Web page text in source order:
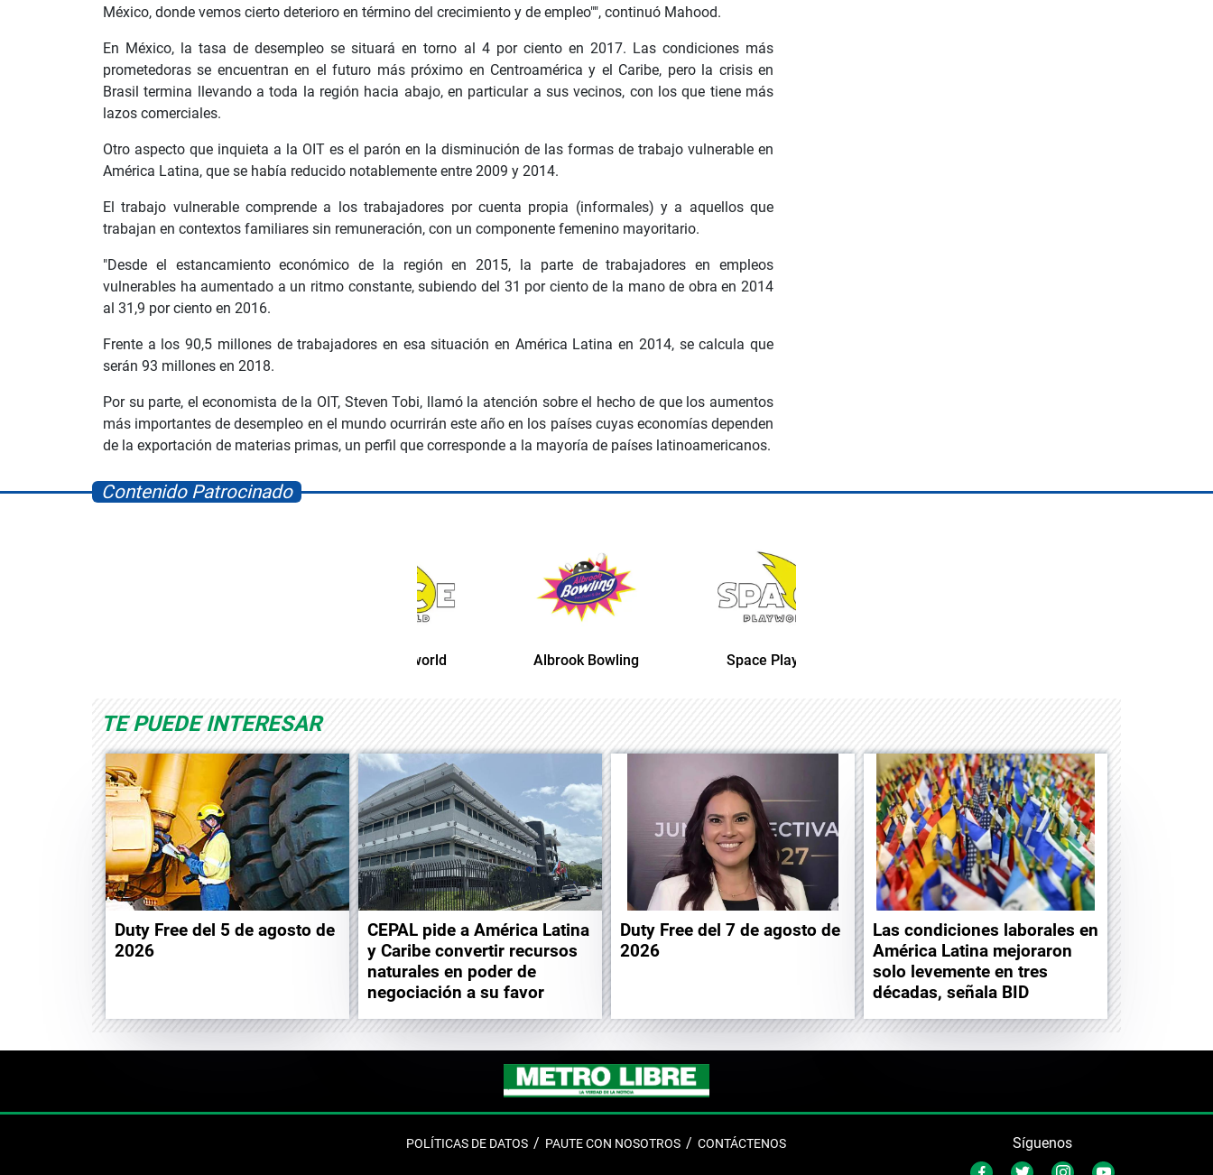
México, donde vemos cierto deterioro en término del crecimiento y de empleo"", continuó Mahood.
En México, la tasa de desempleo se situará en torno al 4 por ciento en 2017. Las condiciones más
prometedoras se encuentran en el futuro más próximo en Centroamérica y el Caribe, pero la crisis en
Brasil termina llevando a toda la región hacia abajo, en particular a sus vecinos, con los que tiene más
lazos comerciales.
Otro aspecto que inquieta a la OIT es el parón en la disminución de las formas de trabajo vulnerable en
América Latina, que se había reducido notablemente entre 2009 y 2014.
El trabajo vulnerable comprende a los trabajadores por cuenta propia (informales) y a aquellos que
trabajan en contextos familiares sin remuneración, con un componente femenino mayoritario.
"Desde el estancamiento económico de la región en 2015, la parte de trabajadores en empleos
vulnerables ha aumentado a un ritmo constante, subiendo del 31 por ciento de la mano de obra en 2014
al 31,9 por ciento en 2016.
Frente a los 90,5 millones de trabajadores en esa situación en América Latina en 2014, se calcula que
serán 93 millones en 2018.
Por su parte, el economista de la OIT, Steven Tobi, llamó la atención sobre el hecho de que los aumentos
más importantes de desempleo en el mundo ocurrirán este año en los países cuyas economías dependen
de la exportación de materias primas, un perfil que corresponde a la mayoría de países latinoamericanos.
Contenido Patrocinado
Albrook Bowling Space Playworld
TE PUEDE INTERESAR
Duty Free del 5 de agosto de
2026
CEPAL pide a América Latina
y Caribe convertir recursos
naturales en poder de
negociación a su favor
Duty Free del 7 de agosto de
2026
Las condiciones laborales en
América Latina mejoraron
solo levemente en tres
décadas, señala BID
POLÍTICAS DE DATOS PAUTE CON NOSOTROS CONTÁCTENOS Síguenos